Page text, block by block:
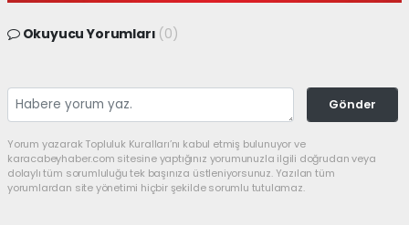
Okuyucu Yorumları (0)
Gönder
Yorum yazarak Topluluk Kuralları’nı kabul etmiş bulunuyor ve
karacabeyhaber.com sitesine yaptığınız yorumunuzla ilgili doğrudan veya
dolaylı tüm sorumluluğu tek başınıza üstleniyorsunuz. Yazılan tüm
yorumlardan site yönetimi hiçbir şekilde sorumlu tutulamaz.